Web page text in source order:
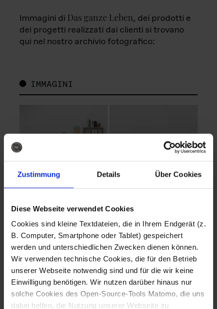
Zustimmung Details Über Cookies
Diese Webseite verwendet Cookies
Cookies sind kleine Textdateien, die in Ihrem Endgerät (z.
B. Computer, Smartphone oder Tablet) gespeichert
werden und unterschiedlichen Zwecken dienen können.
Wir verwenden technische Cookies, die für den Betrieb
unserer Webseite notwendig sind und für die wir keine
Einwilligung benötigen. Wir nutzen darüber hinaus nur
solche Cookies des Open-Source-Tools Matomo, die uns
dabei helfen, die Nutzung unserer Webseite zu
Immagini di Das ganze Leben, dei prodotti e
dei progetti realizzati dai clienti si trovano
qui nel nostro archivio fotografico:
IMMAGINI
Fotografo: Lorenz
Sternbach
Download
Fotografo: Lorenz
Sternbach
Download